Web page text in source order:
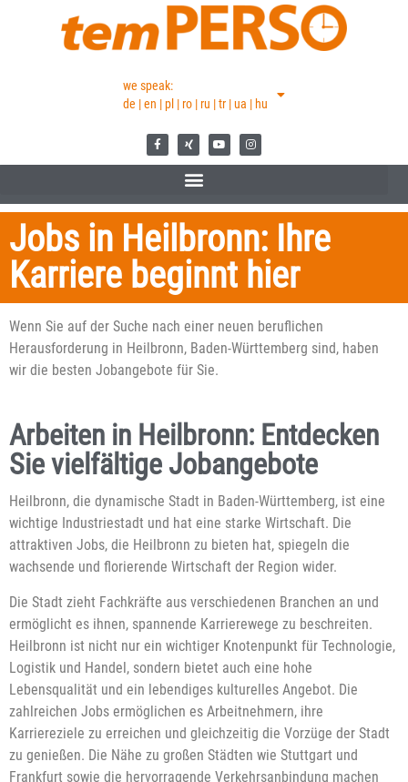
we speak:
de | en | pl | ro | ru | tr | ua | hu
Jobs in Heilbronn: Ihre
Karriere beginnt hier
Wenn Sie auf der Suche nach einer neuen beruflichen
Herausforderung in Heilbronn, Baden-Württemberg sind, haben
wir die besten Jobangebote für Sie.
Arbeiten in Heilbronn: Entdecken
Sie vielfältige Jobangebote
Heilbronn, die dynamische Stadt in Baden-Württemberg, ist eine
wichtige Industriestadt und hat eine starke Wirtschaft. Die
attraktiven Jobs, die Heilbronn zu bieten hat, spiegeln die
wachsende und florierende Wirtschaft der Region wider.
Die Stadt zieht Fachkräfte aus verschiedenen Branchen an und
ermöglicht es ihnen, spannende Karrierewege zu beschreiten.
Heilbronn ist nicht nur ein wichtiger Knotenpunkt für Technologie,
Logistik und Handel, sondern bietet auch eine hohe
Lebensqualität und ein lebendiges kulturelles Angebot. Die
zahlreichen Jobs ermöglichen es Arbeitnehmern, ihre
Karriereziele zu erreichen und gleichzeitig die Vorzüge der Stadt
zu genießen. Die Nähe zu großen Städten wie Stuttgart und
Frankfurt sowie die hervorragende Verkehrsanbindung machen